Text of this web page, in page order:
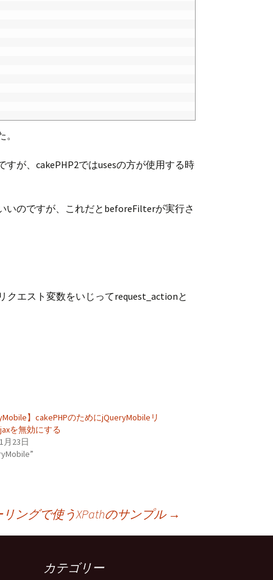
が、cakePHP2ではusesの方が使用する時
いのですが、これだとbeforeFilterが実行さ
クエスト変数をいじってrequest_actionと
】cakePHPのためにjQueryMobileリ
を無効にする
月23日
リングで使うXPathのサンプル →
カテゴリー